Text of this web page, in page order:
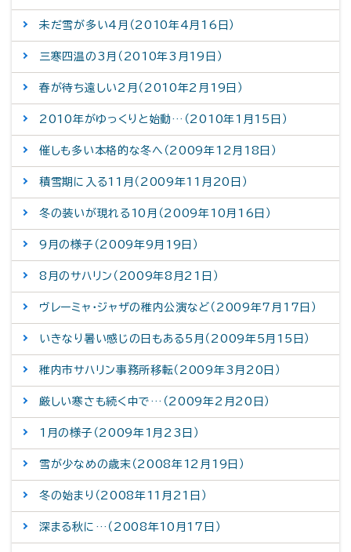
未だ雪が多い4月（2010年4月16日）
三寒四温の3月（2010年3月19日）
春が待ち遠しい2月（2010年2月19日）
2010年がゆっくりと始動…（2010年1月15日）
催しも多い本格的な冬へ（2009年12月18日）
積雪期に入る11月（2009年11月20日）
冬の装いが現れる10月（2009年10月16日）
9月の様子（2009年9月19日）
8月のサハリン（2009年8月21日）
ヴレーミャ・ジャザの稚内公演など（2009年7月17日）
いきなり暑い感じの日もある5月（2009年5月15日）
稚内市サハリン事務所移転（2009年3月20日）
厳しい寒さも続く中で…（2009年2月20日）
1月の様子（2009年1月23日）
雪が少なめの歳末（2008年12月19日）
冬の始まり（2008年11月21日）
深まる秋に…（2008年10月17日）